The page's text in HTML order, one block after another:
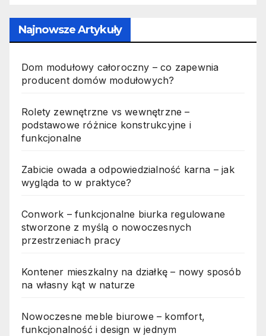
Najnowsze Artykuły
Dom modułowy całoroczny – co zapewnia
producent domów modułowych?
Rolety zewnętrzne vs wewnętrzne –
podstawowe różnice konstrukcyjne i
funkcjonalne
Zabicie owada a odpowiedzialność karna – jak
wygląda to w praktyce?
Conwork – funkcjonalne biurka regulowane
stworzone z myślą o nowoczesnych
przestrzeniach pracy
Kontener mieszkalny na działkę – nowy sposób
na własny kąt w naturze
Nowoczesne meble biurowe – komfort,
funkcjonalność i design w jednym